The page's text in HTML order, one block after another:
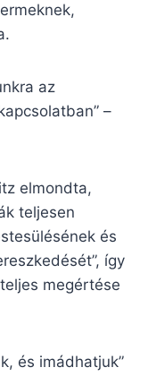
az
–
elmondta,
teljesen
és
így
megértése
és imádhatjuk”